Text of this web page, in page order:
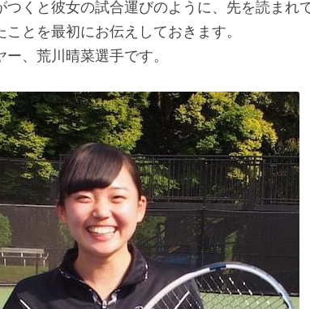
くと彼女の試合運びのように、先を読まれ
とを最初にお伝えしておきます。
、荒川晴菜選手です。